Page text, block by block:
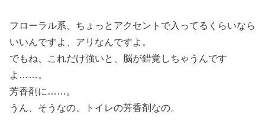
フローラル系、ちょっとアクセントで入ってるくらいなら
いいんですよ、アリなんですよ。
でもね、これだけ強いと、脳が錯覚しちゃうんです
よ……。
芳香剤に……。
うん、そうなの、トイレの芳香剤なの。